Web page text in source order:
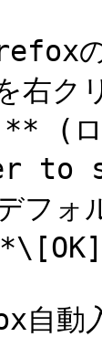
の
右ク
(ロ
to
フォ
動